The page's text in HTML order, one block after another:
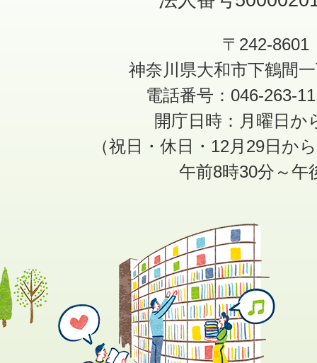
〒242-8601
神奈川県大和市下鶴間
電話番号：046-263-
開庁日時：月曜日か
（祝日・休日・12月29日か
午前8時30分～午